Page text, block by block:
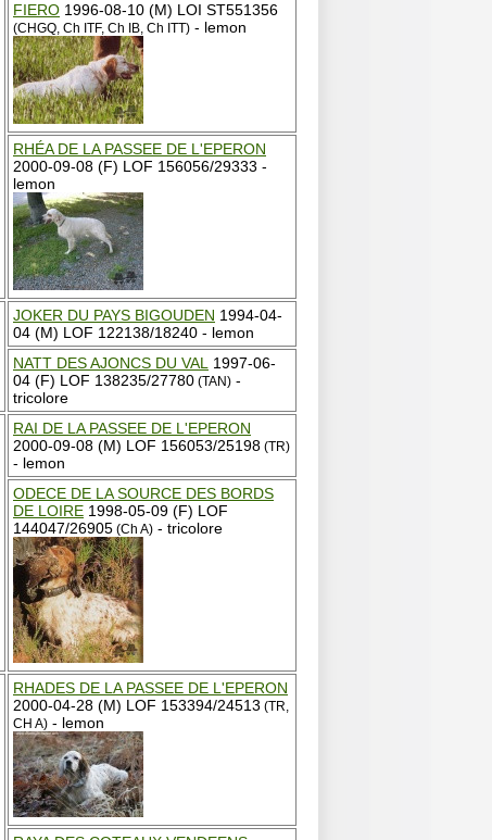
FIERO 1996-08-10 (M) LOI ST551356
(CHGQ, Ch ITF, Ch IB, Ch ITT) - lemon
RHÉA DE LA PASSEE DE L'EPERON
2000-09-08 (F) LOF 156056/29333 -
lemon
JOKER DU PAYS BIGOUDEN 1994-04-
04 (M) LOF 122138/18240 - lemon
NATT DES AJONCS DU VAL
1997-06-
04 (F) LOF 138235/27780 (TAN) -
tricolore
RAI DE LA PASSEE DE L'EPERON
2000-09-08 (M) LOF 156053/25198 (TR)
- lemon
ODECE DE LA SOURCE DES BORDS
DE LOIRE 1998-05-09 (F) LOF
144047/26905 (Ch A) - tricolore
RHADES DE LA PASSEE DE L'EPERON
2000-04-28 (M) LOF 153394/24513 (TR,
CH A) - lemon